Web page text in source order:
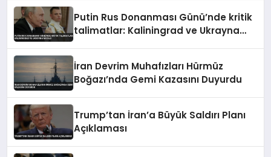
Putin Rus Donanması Günü’nde kritik
talimatlar: Kaliningrad ve Ukrayna
İran Devrim Muhafızları Hürmüz
Boğazı’nda Gemi Kazasını Duyurdu
Trump’tan İran’a Büyük Saldırı Planı
Açıklaması